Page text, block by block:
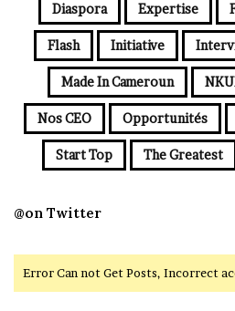
Diaspora Expertise
Flash Initiative
Made In Cameroun
Nos CEO Opportunités
Start Top The Greatest
@on Twitter
Error Can not Get Posts, Incorrect